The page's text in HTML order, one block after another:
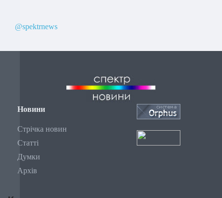
@spektrnews
Новини
Стрічка новин
Статті
Думки
Архів